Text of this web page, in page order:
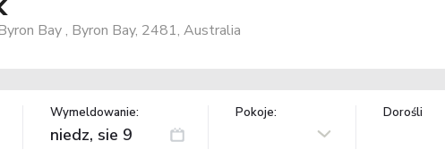
Bay , Byron Bay, 2481, Australia
Wymeldowanie: Pokoje: Dorośli